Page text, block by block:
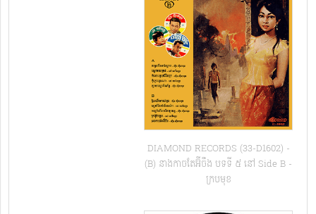
DIAMOND RECORDS (33-D1602) -
(B) នាងកាចតែអ៊ីចឹង បទទី ៥ នៅ Side B -​
ក្របមុខ